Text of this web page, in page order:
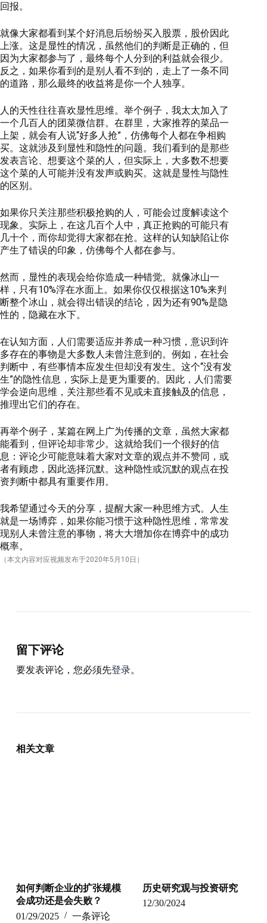
回报。
就像大家都看到某个好消息后纷纷买入股票，股价因此
上涨。这是显性的情况，虽然他们的判断是正确的，但
因为大家都参与了，最终每个人分到的利益就会很少。
反之，如果你看到的是别人看不到的，走上了一条不同
的道路，那么最终的收益将是你一个人独享。
人的天性往往喜欢显性思维。举个例子，我太太加入了
一个几百人的团菜微信群。在群里，大家推荐的菜品一
上架，就会有人说“好多人抢”，仿佛每个人都在争相购
买。这就涉及到显性和隐性的问题。我们看到的是那些
发表言论、想要这个菜的人，但实际上，大多数不想要
这个菜的人可能并没有发声或购买。这就是显性与隐性
的区别。
如果你只关注那些积极抢购的人，可能会过度解读这个
现象。实际上，在这几百个人中，真正抢购的可能只有
几十个，而你却觉得大家都在抢。这样的认知缺陷让你
产生了错误的印象，仿佛每个人都在参与。
然而，显性的表现会给你造成一种错觉。 就像冰山一
样，只有10%浮在水面上。如果你仅仅根据这10%来判
断整个冰山，就会得出错误的结论，因为还有90%是隐
性的，隐藏在水下。
在认知方面，人们需要适应并养成一种习惯，意识到许
多存在的事物是大多数人未曾注意到的。例如，在社会
判断中，有些事情本应发生但却没有发生。这个“没有发
生”的隐性信息，实际上是更为重要的。因此，人们需要
学会逆向思维，关注那些看不见或未直接触及的信息，
推理出它们的存在。
再举个例子，某篇在网上广为传播的文章，虽然大家都
能看到，但评论却非常少。这就给我们一个很好的信
息：评论少可能意味着大家对文章的观点并不赞同，或
者有顾虑，因此选择沉默。这种隐性或沉默的观点在投
资判断中都具有重要作用。
我希望通过今天的分享，提醒大家一种思维方式。人生
就是一场博弈，如果你能习惯于这种隐性思维，常常发
现别人未曾注意的事物，将大大增加你在博弈中的成功
概率。
（本文内容对应视频发布于2020年5月 10 日）
留下评论
要发表评论，您必须先登录。
相关文章
如何判断企业的扩张规模
会成功还是会失败？
01/29/2025
一条评论
历史研究观与投资研究
12/30/2024